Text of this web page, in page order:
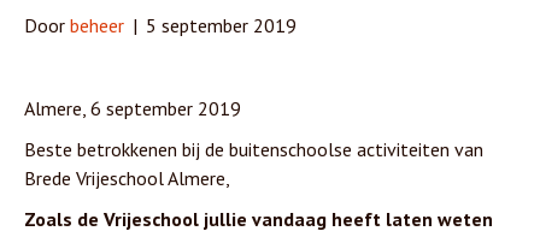
Door beheer | 5 september 2019
Almere, 6 september 2019
Beste betrokkenen bij de buitenschoolse activiteiten van
Brede Vrijeschool Almere,
Zoals de Vrijeschool jullie vandaag heeft laten weten